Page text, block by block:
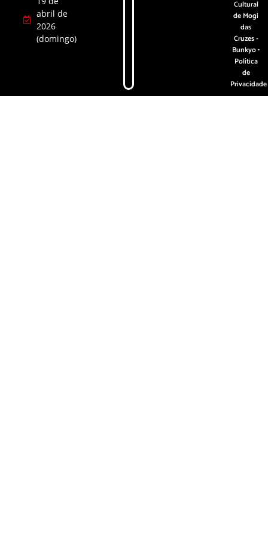
abril de
2026
(domingo)
Cultural
de Mogi
das
Cruzes -
Bunkyo •
Política
de
Privacidade